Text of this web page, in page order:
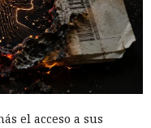
el acceso a sus